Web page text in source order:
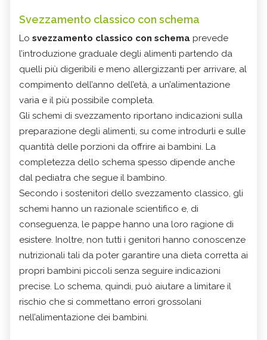
Svezzamento classico con schema
Lo svezzamento classico con schema prevede
l’introduzione graduale degli alimenti partendo da
quelli più digeribili e meno allergizzanti per arrivare, al
compimento dell’anno dell’età, a un’alimentazione
varia e il più possibile completa.
Gli schemi di svezzamento riportano indicazioni sulla
preparazione degli alimenti, su come introdurli e sulle
quantità delle porzioni da offrire ai bambini. La
completezza dello schema spesso dipende anche
dal pediatra che segue il bambino.
Secondo i sostenitori dello svezzamento classico, gli
schemi hanno un razionale scientifico e, di
conseguenza, le pappe hanno una loro ragione di
esistere. Inoltre, non tutti i genitori hanno conoscenze
nutrizionali tali da poter garantire una dieta corretta ai
propri bambini piccoli senza seguire indicazioni
precise. Lo schema, quindi, può aiutare a limitare il
rischio che si commettano errori grossolani
nell’alimentazione dei bambini.